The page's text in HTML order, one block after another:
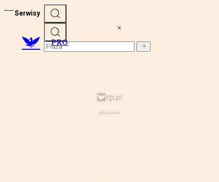
Serwisy
PRO